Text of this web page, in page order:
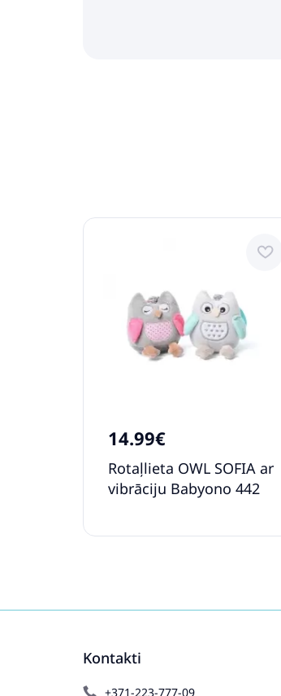
14.99€
Rotaļlieta OWL SOFIA ar
vibrāciju Babyono 442
Kontakti
+371-223-777-09